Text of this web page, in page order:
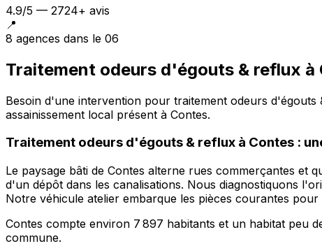
4.9/5 — 2724+ avis
📍
8 agences dans le 06
Traitement odeurs d'égouts & reflux
Besoin d'une intervention pour traitement odeurs d'égouts
assainissement local présent à Contes.
Traitement odeurs d'égouts & reflux à Contes :
Le paysage bâti de Contes alterne rues commerçantes et
d'un dépôt dans les canalisations. Nous diagnostiquons
Notre véhicule atelier embarque les pièces courantes
Contes compte environ 7 897 habitants et un habitat peu
commune.